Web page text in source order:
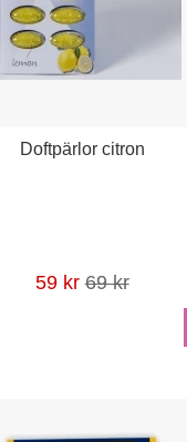
Doftpärlor citron
59 kr 69 kr